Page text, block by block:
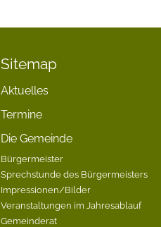
Sitemap
Aktuelles
Termine
Die Gemeinde
Bürgermeister
Sprechstunde des Bürgermeisters
Impressionen/Bilder
Veranstaltungen im Jahresablauf
Gemeinderat